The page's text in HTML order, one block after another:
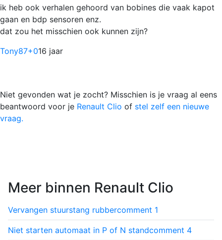
ik heb ook verhalen gehoord van bobines die vaak kapot
gaan en bdp sensoren enz.
dat zou het misschien ook kunnen zijn?
Tony87+016 jaar
Niet gevonden wat je zocht? Misschien is je vraag al eens
beantwoord voor je Renault Clio of stel zelf een nieuwe
vraag.
Meer binnen Renault Clio
Vervangen stuurstang rubbercomment 1
Niet starten automaat in P of N standcomment 4